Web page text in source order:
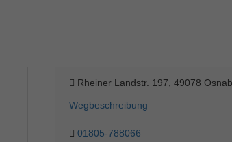
Rheiner Landstr. 197, 49078
Wegbeschreibung
01805-788066